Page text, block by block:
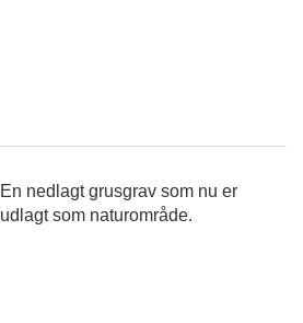
En nedlagt grusgrav som nu er
udlagt som naturområde.